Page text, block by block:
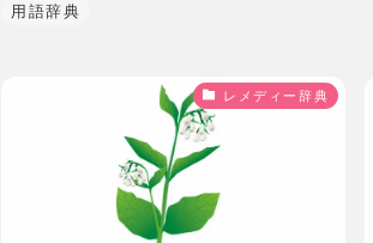
用語辞典
レメディー辞典